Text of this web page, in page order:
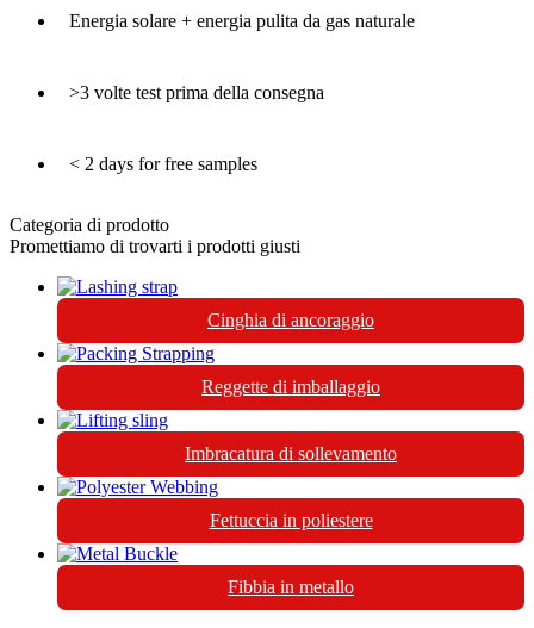
Energia solare + energia pulita da gas naturale
>3 volte test prima della consegna
< 2 days for free samples
Categoria di prodotto
Promettiamo di trovarti i prodotti giusti
Cinghia di ancoraggio
Reggette di imballaggio
Imbracatura di sollevamento
Fettuccia in poliestere
Fibbia in metallo